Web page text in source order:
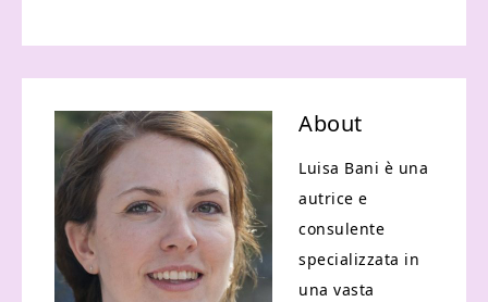
About
Luisa Bani è una
autrice e
consulente
specializzata in
una vasta